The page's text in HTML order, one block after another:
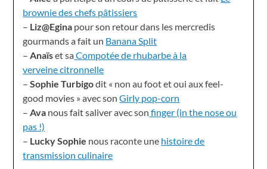
brownie des chefs pâtissiers
– Liz@Egina pour son retour dans les mercredis
gourmands a fait un Banana Split
–Anaïset saCompotée de rhubarbe à la
verveine citronnelle
–Sophie Turbigodit « non au foot et oui aux feel-
good movies » avec sonGirly pop-corn
–Ava nous fait saliver avec son finger (in the nose ou
pas !)
– Lucky Sophie nous raconte une histoire de
transmission culinaire